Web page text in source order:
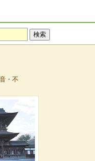
・不